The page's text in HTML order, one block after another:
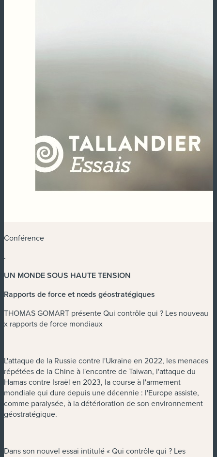
Conférence
.
UN MONDE SOUS HAUTE TENSION
Rapports de force et nœds géostratégiques
THOMAS GOMART présente Qui contrôle qui ? Les nouveau
x rapports de force mondiaux
L'attaque de la Russie contre l'Ukraine en 2022, les menaces
répétées de la Chine à l'encontre de Taïwan, l'attaque du
Hamas contre Israël en 2023, la course à l'armement
mondiale qui dure depuis une décennie : l'Europe assiste,
comme paralysée, à la détérioration de son environnement
géostratégique.
Dans son nouvel essai intitulé « Qui contrôle qui ? Les